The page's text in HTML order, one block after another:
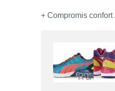
+ Compromis